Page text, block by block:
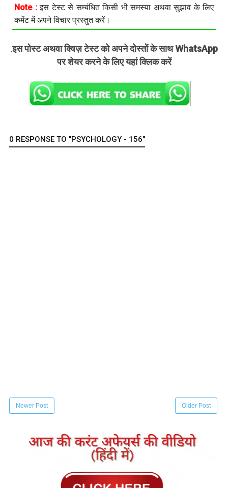
Note :इस टेस्ट से सम्बंधित किसी भी समस्या अथवा सुझाव के लिए
कमेंट में अपने विचार प्रस्तुत करें।
.इस पोस्ट अथवा क्विज़ टेस्ट को अपने दोस्तों के साथ WhatsApp
पर शेयर करने के लिए यहां क्लिक करें
0 RESPONSE TO "PSYCHOLOGY - 156"
Newer Post Older Post